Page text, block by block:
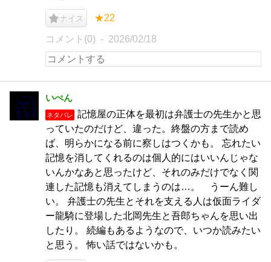
ナイス ★22
コメント(0) 2026/02/18
いぺん
ネタバレ
記憶屋の正体を最初は弁護士の先生かと思
っていたのだけど、違った。終盤の方まで読め
ば、明らかになる前に察しはつくかも。 忘れたい
記憶を消してくれるのは個人的にはいいんじゃな
いんかなあと思ったけど、それのみだけでなく関
連した記憶も消えてしまうのは…。 うーん難し
い。 弁護士の先生とそれを支える人は仮面ライダ
ー龍騎に登場した北岡先生と吾郎ちゃんを思い出
したり。 続編もあるようなので、いつか読みたい
と思う。 怖い話ではないかも。